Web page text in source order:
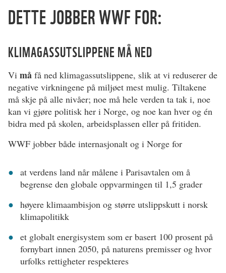
DETTE JOBBER WWF FOR:
KLIMAGASSUTSLIPPENE MÅ NED
Vi må få ned klimagassutslippene, slik at vi reduserer de
negative virkningene på miljøet mest mulig. Tiltakene
må skje på alle nivåer; noe må hele verden ta tak i, noe
kan vi gjøre politisk her i Norge, og noe kan hver og én
bidra med på skolen, arbeidsplassen eller på fritiden.
WWF jobber både internasjonalt og i Norge for
at verdens land når målene i Parisavtalen om å
begrense den globale oppvarmingen til 1,5 grader
høyere klimaambisjon og større utslippskutt i norsk
klimapolitikk
et globalt energisystem som er basert 100 prosent på
fornybart innen 2050, på naturens premisser og hvor
urfolks rettigheter respekteres